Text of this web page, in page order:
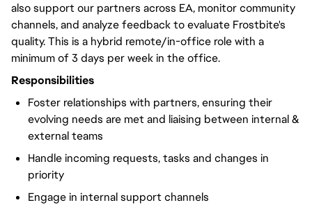
also support our partners across EA, monitor community
channels, and analyze feedback to evaluate Frostbite's
quality. This is a hybrid remote/in-office role with a
minimum of 3 days per week in the office.
Responsibilities
Foster relationships with partners, ensuring their
evolving needs are met and liaising between internal &
external teams
Handle incoming requests, tasks and changes in
priority
Engage in internal support channels